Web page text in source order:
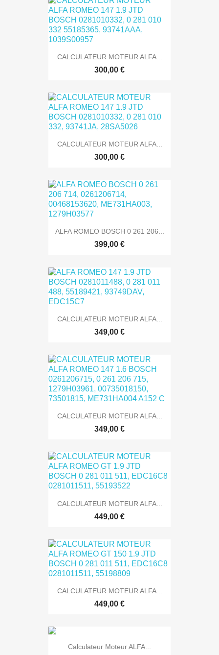
CALCULATEUR MOTEUR ALFA...
300,00 €
CALCULATEUR MOTEUR ALFA...
300,00 €
ALFA ROMEO BOSCH 0 261 206...
399,00 €
CALCULATEUR MOTEUR ALFA...
349,00 €
CALCULATEUR MOTEUR ALFA...
349,00 €
CALCULATEUR MOTEUR ALFA...
449,00 €
CALCULATEUR MOTEUR ALFA...
449,00 €
Calculateur Moteur ALFA...